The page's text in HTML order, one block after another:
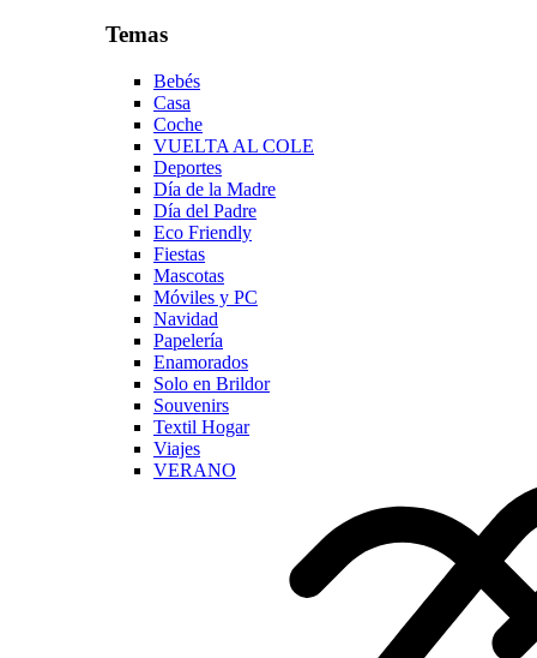
Temas
Bebés
Casa
Coche
VUELTA AL COLE
Deportes
Día de la Madre
Día del Padre
Eco Friendly
Fiestas
Mascotas
Móviles y PC
Navidad
Papelería
Enamorados
Solo en Brildor
Souvenirs
Textil Hogar
Viajes
VERANO